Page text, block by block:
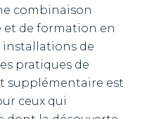
combinaison
et de formation en
installations de
pratiques de
supplémentaire est
ceux qui